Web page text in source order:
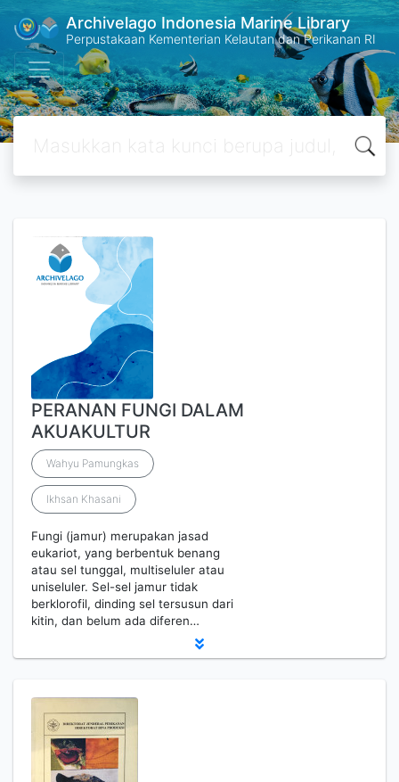
Archivelago Indonesia Marine Library
Perpustakaan Kementerian Kelautan dan Perikanan RI
PERANAN FUNGI DALAM
AKUAKULTUR
Wahyu Pamungkas
Ikhsan Khasani
Fungi (jamur) merupakan jasad
eukariot, yang berbentuk benang
atau sel tunggal, multiseluler atau
uniseluler. Sel-sel jamur tidak
berklorofil, dinding sel tersusun dari
kitin, dan belum ada diferen…